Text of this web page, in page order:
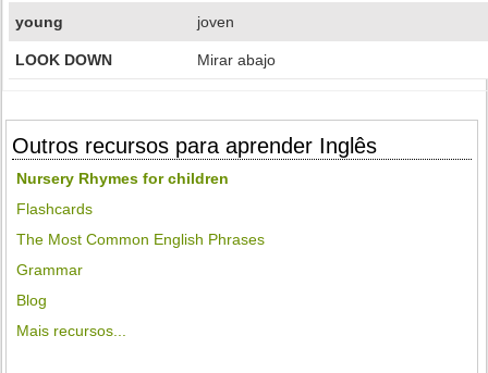
young joven
LOOK DOWN Mirar abajo
Outros recursos para aprender Inglês
Nursery Rhymes for children
Flashcards
The Most Common English Phrases
Grammar
Blog
Mais recursos...